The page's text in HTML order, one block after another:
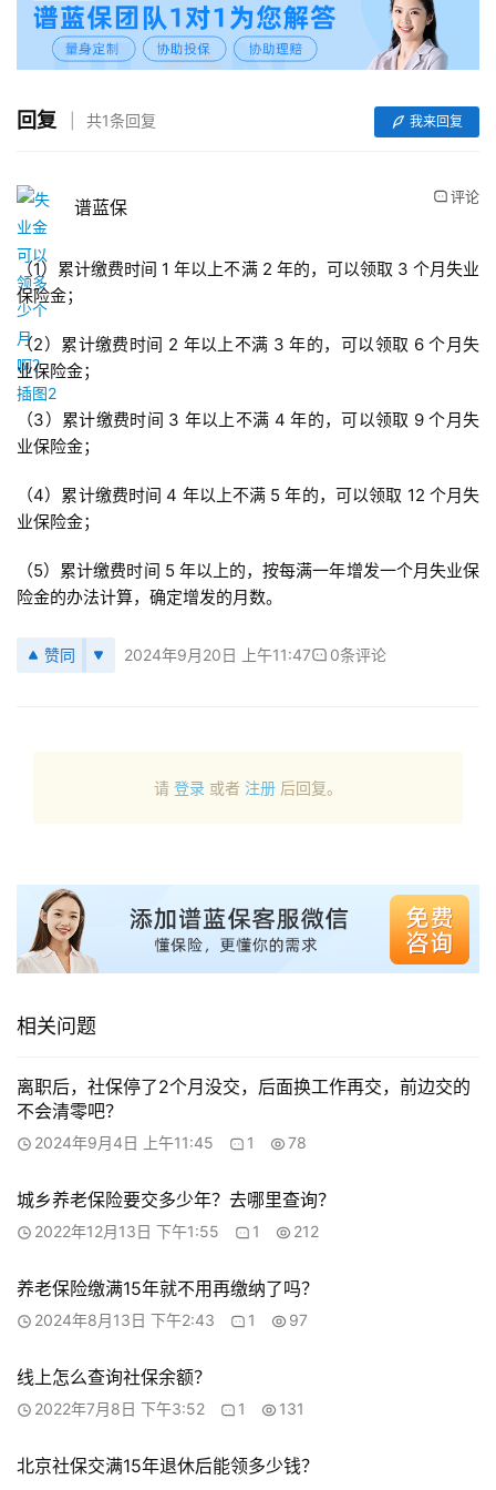
回复 共1条回复 我来回复
谱蓝保 评论
（1）累计缴费时间 1 年以上不满 2 年的，可以领取 3 个月失业
保险金；
（2）累计缴费时间 2 年以上不满 3 年的，可以领取 6 个月失
业保险金；
（3）累计缴费时间 3 年以上不满 4 年的，可以领取 9 个月失
业保险金；
（4）累计缴费时间 4 年以上不满 5 年的，可以领取 12 个月失
业保险金；
（5）累计缴费时间 5 年以上的，按每满一年增发一个月失业保
险金的办法计算，确定增发的月数。
赞同 2024年9月20日 上午11:47 0条评论
请 登录 或者 注册 后回复。
相关问题
离职后，社保停了2个月没交，后面换工作再交，前边交的
不会清零吧？
2024年9月4日 上午11:45 1 78
城乡养老保险要交多少年？去哪里查询？
2022年12月13日 下午1:55 1 212
养老保险缴满15年就不用再缴纳了吗？
2024年8月13日 下午2:43 1 97
线上怎么查询社保余额？
2022年7月8日 下午3:52 1 131
北京社保交满15年退休后能领多少钱？